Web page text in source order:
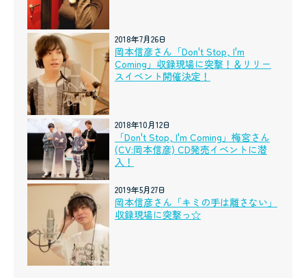
2018年7月26日
岡本信彦さん「Don't Stop, I'm
Coming」収録現場に突撃！＆リリー
スイベント開催決定！
2018年10月12日
「Don't Stop, I'm Coming」梅宮さん
(CV:岡本信彦) CD発売イベントに潜
入！
2019年5月27日
岡本信彦さん「キミの手は離さない」
収録現場に突撃っ☆